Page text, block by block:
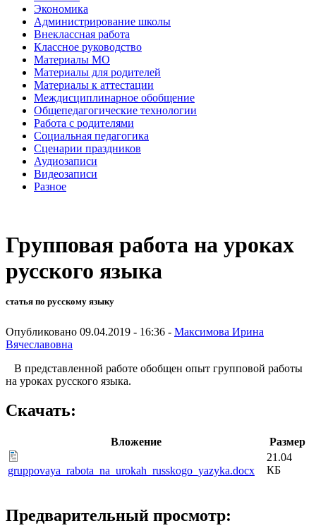
Экономика
Администрирование школы
Внеклассная работа
Классное руководство
Материалы МО
Материалы для родителей
Материалы к аттестации
Междисциплинарное обобщение
Общепедагогические технологии
Работа с родителями
Социальная педагогика
Сценарии праздников
Аудиозаписи
Видеозаписи
Разное
Групповая работа на уроках
русского языка
статья по русскому языку
Опубликовано 09.04.2019 - 16:36 - Максимова Ирина
Вячеславовна
В представленной работе обобщен опыт групповой работы
на уроках русского языка.
Скачать:
Вложение Размер
gruppovaya_rabota_na_urokah_russkogo_yazyka.docx
21.04
КБ
Предварительный просмотр: